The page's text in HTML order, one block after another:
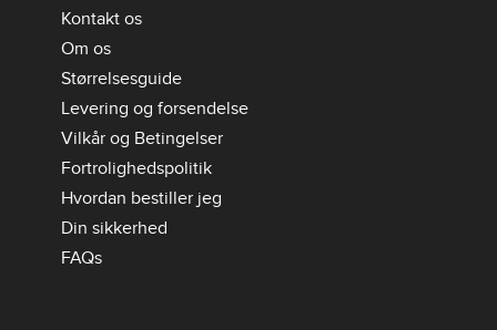
Kontakt os
Om os
Størrelsesguide
Levering og forsendelse
Vilkår og Betingelser
Fortrolighedspolitik
Hvordan bestiller jeg
Din sikkerhed
FAQs